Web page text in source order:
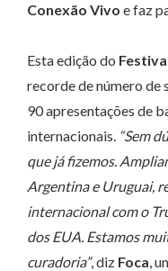
Conexão Vivo e faz
Esta edição do
recorde de número de
90 apresentações de
internacionais. “Sem
que já fizemos.
Argentina e Uruguai,
internacional com o
dos EUA. Estamos
curadoria”, diz Foca,